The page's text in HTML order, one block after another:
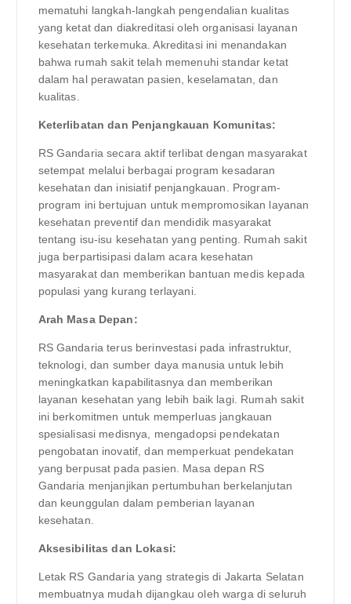
mematuhi langkah-langkah pengendalian kualitas
yang ketat dan diakreditasi oleh organisasi layanan
kesehatan terkemuka. Akreditasi ini menandakan
bahwa rumah sakit telah memenuhi standar ketat
dalam hal perawatan pasien, keselamatan, dan
kualitas.
Keterlibatan dan Penjangkauan Komunitas:
RS Gandaria secara aktif terlibat dengan masyarakat
setempat melalui berbagai program kesadaran
kesehatan dan inisiatif penjangkauan. Program-
program ini bertujuan untuk mempromosikan layanan
kesehatan preventif dan mendidik masyarakat
tentang isu-isu kesehatan yang penting. Rumah sakit
juga berpartisipasi dalam acara kesehatan
masyarakat dan memberikan bantuan medis kepada
populasi yang kurang terlayani.
Arah Masa Depan:
RS Gandaria terus berinvestasi pada infrastruktur,
teknologi, dan sumber daya manusia untuk lebih
meningkatkan kapabilitasnya dan memberikan
layanan kesehatan yang lebih baik lagi. Rumah sakit
ini berkomitmen untuk memperluas jangkauan
spesialisasi medisnya, mengadopsi pendekatan
pengobatan inovatif, dan memperkuat pendekatan
yang berpusat pada pasien. Masa depan RS
Gandaria menjanjikan pertumbuhan berkelanjutan
dan keunggulan dalam pemberian layanan
kesehatan.
Aksesibilitas dan Lokasi:
Letak RS Gandaria yang strategis di Jakarta Selatan
membuatnya mudah dijangkau oleh warga di seluruh